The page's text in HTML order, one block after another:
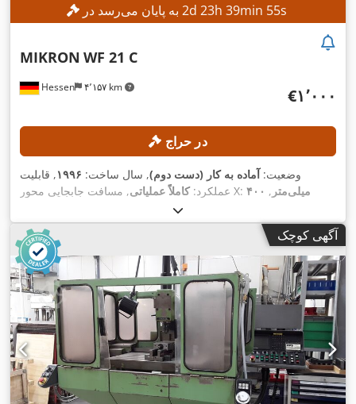
2d 23h 39min 52s
Hessen ۴٬۱۵۷ km
MIKRON WF 21 C
‎€۱٬۰۰۰
در حراج
وضعیت:آماده به کار (دست دوم), سال ساخت: ۱۹۹۶, قابلیت
عملکرد:کاملاً عملیاتی , مسافت جابجایی محور X: ۴۰۰ میلی‌متر ,
میلی‌متر, عرض میز:۳۰۰ میلی‌متر , طول میز:۴۵۰ میلی‌متر ,
آگهی کوچک